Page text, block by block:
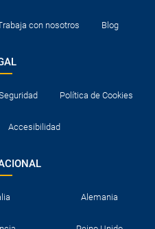
con nosotros Blog
Política de Cookies
Accesibilidad
Alemania